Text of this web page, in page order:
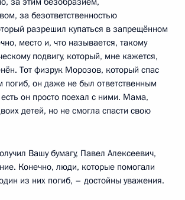
за безответственностью
разрешил купаться в запрещённом
место и, что называется, такому
подвигу, который, мне кажется,
Тот физрук Морозов, который спас
погиб, он даже не был ответственным
есть он просто поехал с ними. Мама,
детей, но не смогла спасти свою
Вашу бумагу, Павел Алексеевич,
Конечно, люди, которые помогали
из них погиб, – достойны уважения.